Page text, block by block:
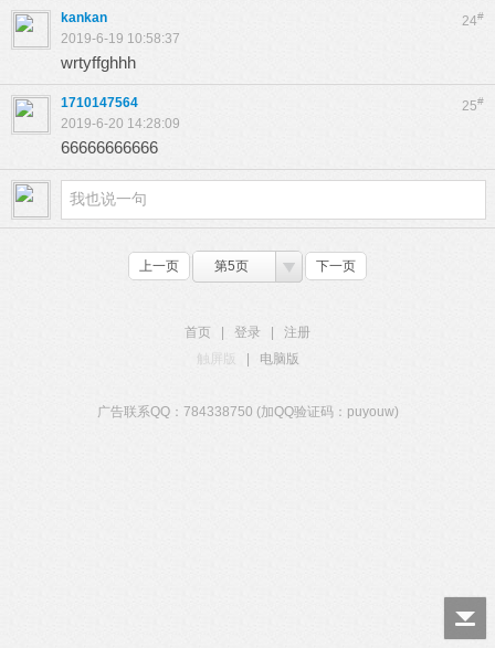
24#
kankan
2019-6-19 10:58:37
wrtyffghhh
25#
1710147564
2019-6-20 14:28:09
66666666666
上一页 第5页 下一页
首页 登录
注册
触屏版
电脑版
广告联系QQ：784338750 (加QQ验证码：puyouw)